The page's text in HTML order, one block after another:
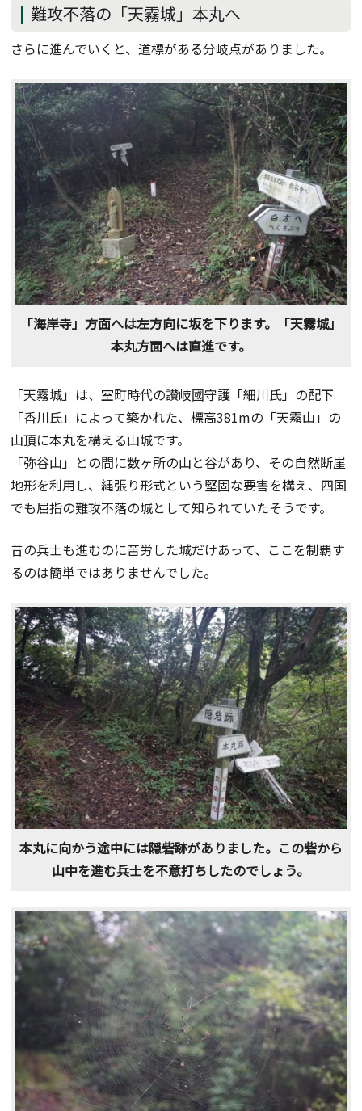
難攻不落の「天霧城」本丸へ
さらに進んでいくと、道標がある分岐点がありました。
「海岸寺」方面へは左方向に坂を下ります。「天霧城」
本丸方面へは直進です。
「天霧城」は、室町時代の讃岐國守護「細川氏」の配下
「香川氏」によって築かれた、標高381mの「天霧山」の
山頂に本丸を構える山城です。
「弥谷山」との間に数ヶ所の山と谷があり、その自然断崖
地形を利用し、縄張り形式という堅固な要害を構え、四国
でも屈指の難攻不落の城として知られていたそうです。
昔の兵士も進むのに苦労した城だけあって、ここを制覇す
るのは簡単ではありませんでした。
本丸に向かう途中には隠砦跡がありました。この砦から
山中を進む兵士を不意打ちしたのでしょう。